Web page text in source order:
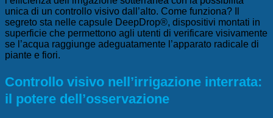
unica di un controllo visivo dall’alto. Come funziona? Il
segreto sta nelle capsule DeepDrop®, dispositivi montati in
superficie che permettono agli utenti di verificare visivamente
se l’acqua raggiunge adeguatamente l’apparato radicale di
piante e fiori.
Controllo visivo nell’irrigazione interrata:
il potere dell’osservazione